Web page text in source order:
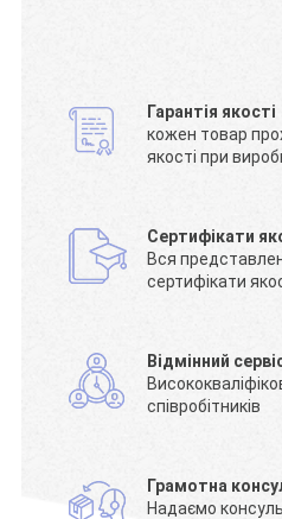
Гарантія якості
кожен товар
якості при
Сертифікати
Вся
сертифікати
Відмінний
співробітників
Грамотна
Надаємо